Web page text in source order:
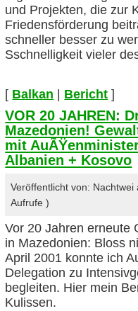
und Projekten, die zur
Friedensförderung
schneller besser zu
Sschnelligkeit vieler
[ Balkan | Bericht ]
VOR 20 JAHREN:
Mazedonien!
mit
Albanien + Kosovo
Veröffentlicht von:
Aufrufe )
Vor 20 Jahren erneute
in Mazedonien: Bloss
April 2001 konnte ich
Delegation zu
begleiten. Hier mein
Kulissen.